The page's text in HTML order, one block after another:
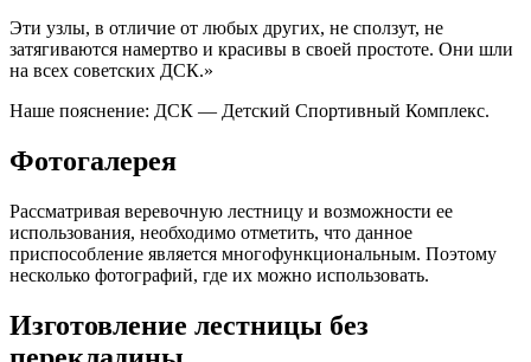
Эти узлы, в отличие от любых других, не сползут, не
затягиваются намертво и красивы в своей простоте. Они шли
на всех советских ДСК.»
Наше пояснение: ДСК — Детский Спортивный Комплекс.
Фотогалерея
Рассматривая веревочную лестницу и возможности ее
использования, необходимо отметить, что данное
приспособление является многофункциональным. Поэтому
несколько фотографий, где их можно использовать.
Изготовление лестницы без